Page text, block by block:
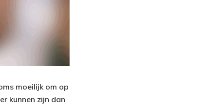
moeilijk om op
kunnen zijn dan